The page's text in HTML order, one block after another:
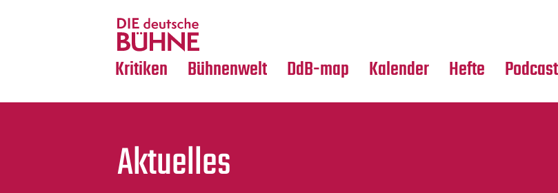
Kritiken
Crossover
Bühnenwelt
Medientipps
DdB-map Kalender Hefte Podcast
Aktuelles